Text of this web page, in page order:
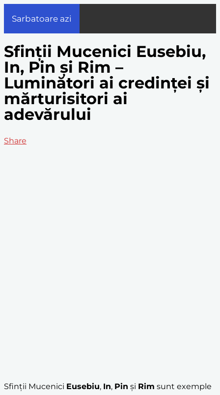
Sarbatoare azi
Sfinții Mucenici Eusebiu,
In, Pin și Rim –
Luminători ai credinței și
mărturisitori ai
adevărului
Share
Sfinții Mucenici Eusebiu, In, Pin și Rim sunt exemple